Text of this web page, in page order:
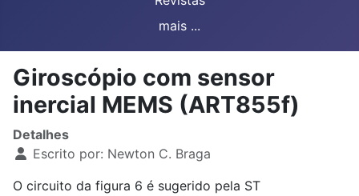
mais ...
Giroscópio com sensor
inercial MEMS (ART855f)
Detalhes
Escrito por: Newton C. Braga
O circuito da figura 6 é sugerido pela ST